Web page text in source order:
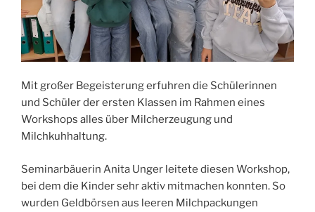
Mit großer Begeisterung erfuhren die Schülerinnen
und Schüler der ersten Klassen im Rahmen eines
Workshops alles über Milcherzeugung und
Milchkuhhaltung.
Seminarbäuerin Anita Unger leitete diesen Workshop,
bei dem die Kinder sehr aktiv mitmachen konnten. So
wurden Geldbörsen aus leeren Milchpackungen